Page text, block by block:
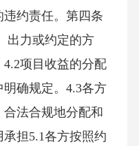
约责任。第四条
出力或约定的方
项目收益的分配
确规定。4.3各方
法合规地分配和
担5.1各方按照约